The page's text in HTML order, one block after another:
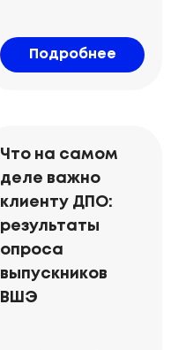
Подробнее
Что на самом
деле важно
клиенту ДПО:
результаты
опроса
выпускников
ВШЭ